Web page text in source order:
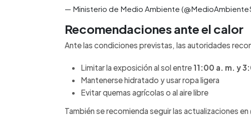
— Ministerio de Medio Ambiente
Recomendaciones ante el calor
Ante las condiciones previstas, las autoridades
Limitar la exposición al sol entre 11:00 a. m. y
Mantenerse hidratado y usar ropa ligera
Evitar quemas agrícolas o al aire libre
También se recomienda seguir las actualizaciones